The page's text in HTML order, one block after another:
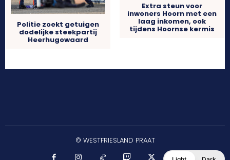
Politie zoekt getuigen
dodelijke steekpartij
Heerhugowaard
Extra steun voor
inwoners Hoorn met een
laag inkomen, ook
tijdens Hoornse kermis
© WESTFRIESLAND PRAAT